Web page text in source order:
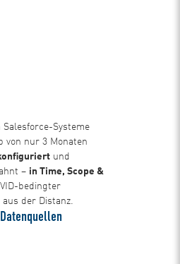
Salesforce-Systeme
von nur 3 Monaten
und
– in Time, Scope &
bedingter
der Distanz.